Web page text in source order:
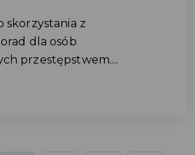
skorzystania z
dla osób
przestępstwem....